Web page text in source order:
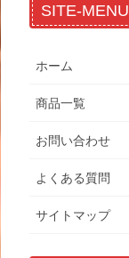
SITE-MENU
ホーム
商品一覧
お問い合わせ
よくある質問
サイトマップ